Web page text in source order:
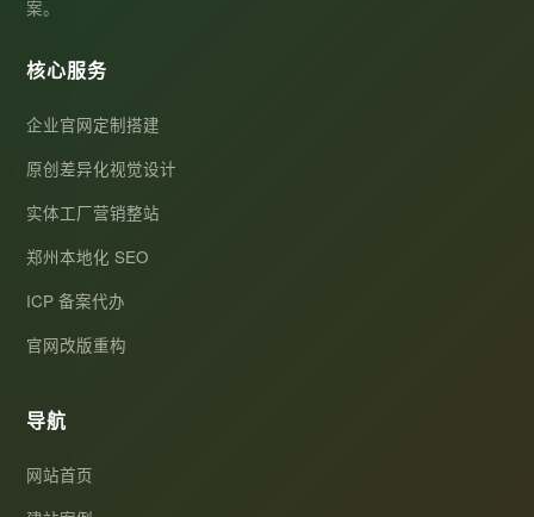
案。
核心服务
企业官网定制搭建
原创差异化视觉设计
实体工厂营销整站
郑州本地化 SEO
ICP 备案代办
官网改版重构
导航
网站首页